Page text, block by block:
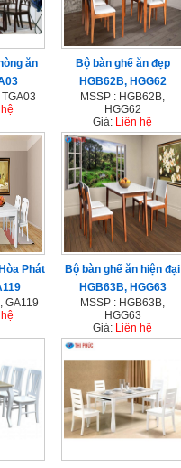
ăn
Bộ bàn ghế ăn đẹp
HGB62B, HGG62
MSSP : HGB62B,
HGG62
Giá: Liên hệ
Phát
GA119
Bộ bàn ghế ăn hiện đại
HGB63B, HGG63
MSSP : HGB63B,
HGG63
Giá: Liên hệ